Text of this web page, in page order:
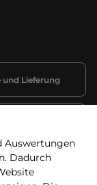
und Lieferung
Auswertungen
Dadurch